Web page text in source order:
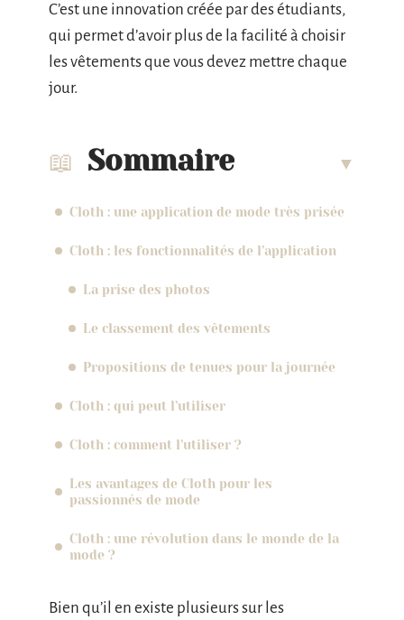
C’est une innovation créée par des étudiants,
qui permet d’avoir plus de la facilité à choisir
les vêtements que vous devez mettre chaque
jour.
Sommaire
Cloth : une application de mode très prisée
Cloth : les fonctionnalités de l’application
La prise des photos
Le classement des vêtements
Propositions de tenues pour la journée
Cloth : qui peut l’utiliser
Cloth : comment l’utiliser ?
Les avantages de Cloth pour les
passionnés de mode
Cloth : une révolution dans le monde de la
mode ?
Bien qu’il en existe plusieurs sur les